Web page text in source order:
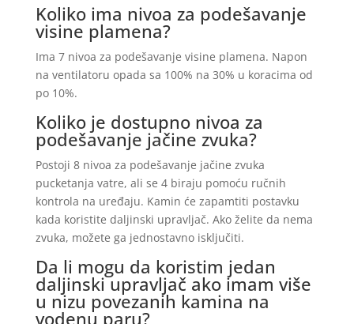
Koliko ima nivoa za podešavanje
visine plamena?
Ima 7 nivoa za podešavanje visine plamena. Napon
na ventilatoru opada sa 100% na 30% u koracima od
po 10%.
Koliko je dostupno nivoa za
podešavanje jačine zvuka?
Postoji 8 nivoa za podešavanje jačine zvuka
pucketanja vatre, ali se 4 biraju pomoću ručnih
kontrola na uređaju. Kamin će zapamtiti postavku
kada koristite daljinski upravljač. Ako želite da nema
zvuka, možete ga jednostavno isključiti.
Da li mogu da koristim jedan
daljinski upravljač ako imam više
u nizu povezanih kamina na
vodenu paru?